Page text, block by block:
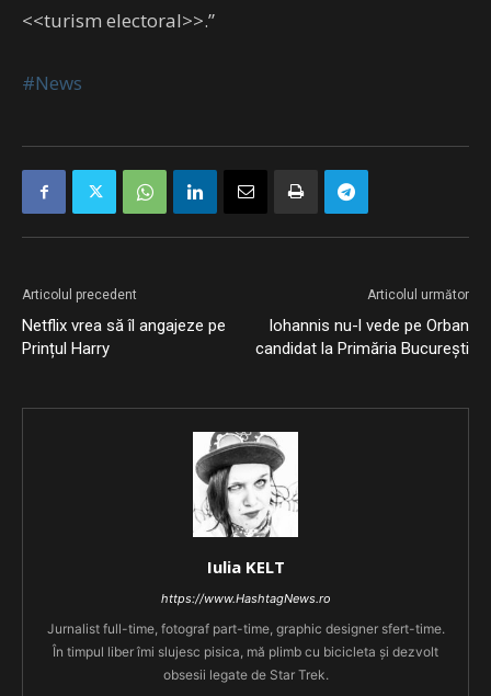
<<turism electoral>>.”
#News
Articolul precedent
Netflix vrea să îl angajeze pe
Prințul Harry
Articolul următor
Iohannis nu-l vede pe Orban
candidat la Primăria București
Iulia KELT
https://www.HashtagNews.ro
Jurnalist full-time, fotograf part-time, graphic designer sfert-time.
În timpul liber îmi slujesc pisica, mă plimb cu bicicleta și dezvolt
obsesii legate de Star Trek.